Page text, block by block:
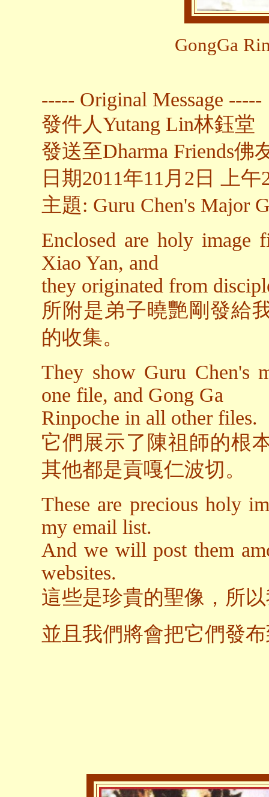
GongGa
----- Original Message -----
發件人Yutang Lin林鈺堂
發送至Dharma Friends佛
日期2011年11月2日 上午
主題: Guru Chen's Major
Enclosed are holy image
Xiao Yan, and
they originated from
所附是弟子曉艷剛發給
的收集。
They show Guru Chen's
one file, and Gong Ga
Rinpoche in all other files.
它們展示了陳祖師的根
其他都是貢嘎仁波切。
These are precious holy
my email list.
And we will post them
websites.
這些是珍貴的聖像，所
並且我們將會把它們發